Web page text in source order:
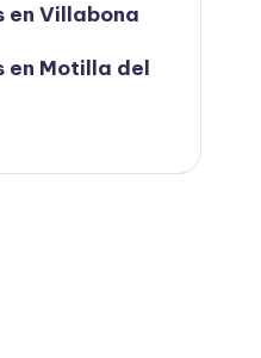
en Villabona
en Motilla del